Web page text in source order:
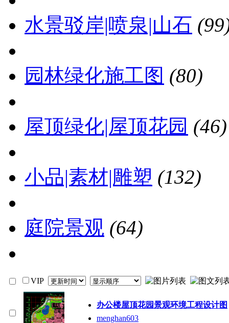
水景驳岸|喷泉|山石
园林绿化施工图 (80)
屋顶绿化|屋顶花园 (46)
小品|素材|雕塑 (132)
庭院景观 (64)
VIP
办公楼屋顶花园景观环境工程设计图
menghan603